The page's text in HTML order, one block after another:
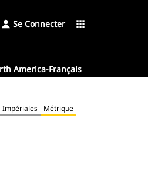
Se Connecter apps
America-Français
Impériales Métrique